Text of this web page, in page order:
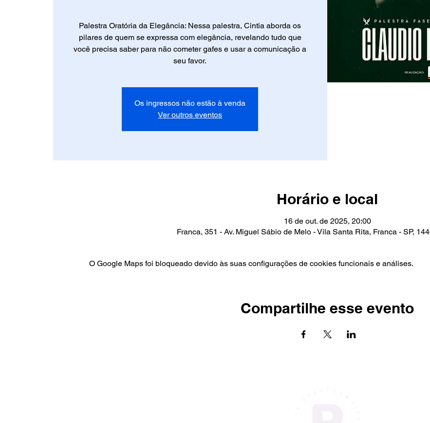
Palestra Oratória da Elegância: Nessa palestra, Cintia aborda os
pilares de quem se expressa com elegância, revelando tudo que
você precisa saber para não cometer gafes e usar a comunicação a
seu favor.
Os ingressos não estão à venda
Ver outros eventos
Horário e local
16 de out. de 2025, 20:00
Franca, 351 - Av. Miguel Sábio de Melo - Vila Santa Rita, Franca - SP,
O Google Maps foi bloqueado devido às suas configurações de cookies funcionais e análises.
Compartilhe esse evento